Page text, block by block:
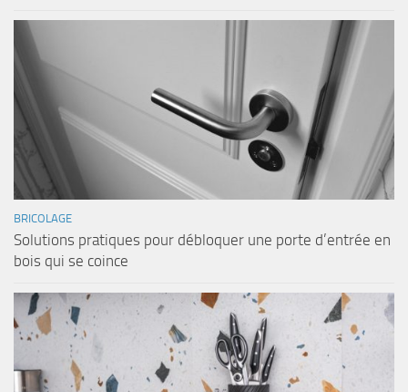
BRICOLAGE
Solutions pratiques pour débloquer une porte d’entrée en
bois qui se coince